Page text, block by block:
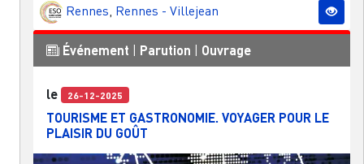
Rennes, Rennes - Villejean
Événement Parution Ouvrage
le 26-12-2025
TOURISME ET GASTRONOMIE. VOYAGER POUR LE
PLAISIR DU GOÛT